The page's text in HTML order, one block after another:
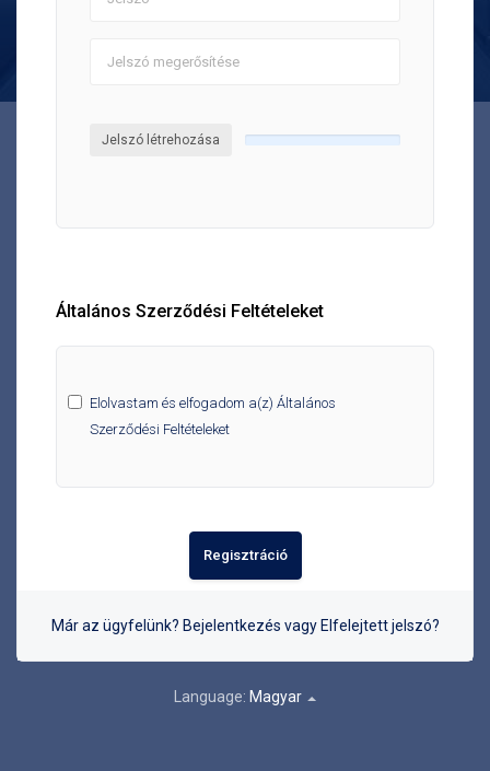
Jelszó létrehozása
Általános Szerződési Feltételeket
Elolvastam és elfogadom a(z) Általános
Szerződési Feltételeket
Már az ügyfelünk? Bejelentkezés vagy Elfelejtett jelszó?
Language: Magyar